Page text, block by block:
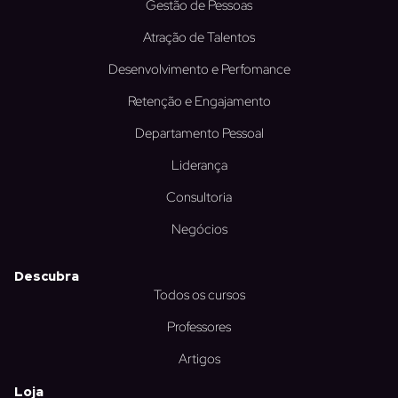
m
d
i
n
b
e
o
o
k
Gestão de Pessoas
Atração de Talentos
Desenvolvimento e Perfomance
Retenção e Engajamento
Departamento Pessoal
Liderança
Consultoria
Negócios
Descubra
Todos os cursos
Professores
Artigos
Loja